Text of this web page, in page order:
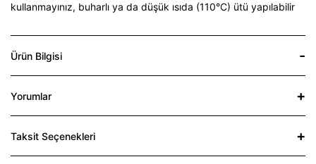
kullanmayınız, buharlı ya da düşük ısıda (110°C) ütü yapılabilir
Ürün Bilgisi
Yorumlar
Taksit Seçenekleri